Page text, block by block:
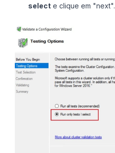
selecte clique em "next".